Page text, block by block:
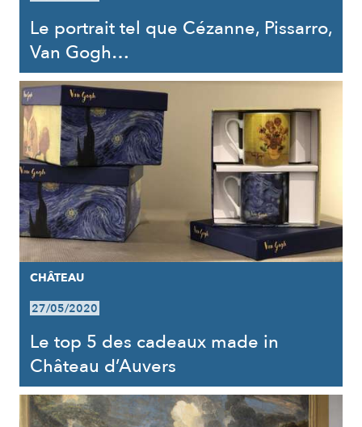
Le portrait tel que Cézanne, Pissarro,
Van Gogh…
CHÂTEAU
27/05/2020
Le top 5 des cadeaux made in
Château d’Auvers